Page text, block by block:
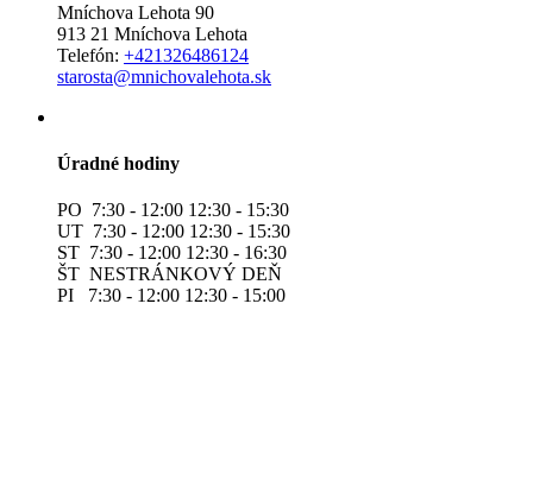
Mníchova Lehota 90
913 21 Mníchova Lehota
Telefón: +421326486124
starosta@mnichovalehota.sk
Úradné hodiny
PO 7:30 - 12:00 12:30 - 15:30
UT 7:30 - 12:00 12:30 - 15:30
ST 7:30 - 12:00 12:30 - 16:30
ŠT NESTRÁNKOVÝ DEŇ
PI 7:30 - 12:00 12:30 - 15:00